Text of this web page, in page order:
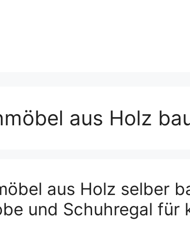
aus Holz
aus Holz selber
und Schuhregal für